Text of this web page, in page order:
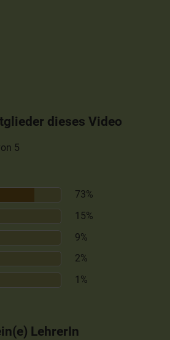
dieses Video
5
73%
15%
9%
2%
1%
LehrerIn